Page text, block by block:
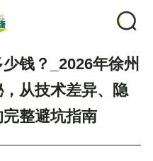
钱？_2026年徐州
从技术差异、隐
整避坑指南